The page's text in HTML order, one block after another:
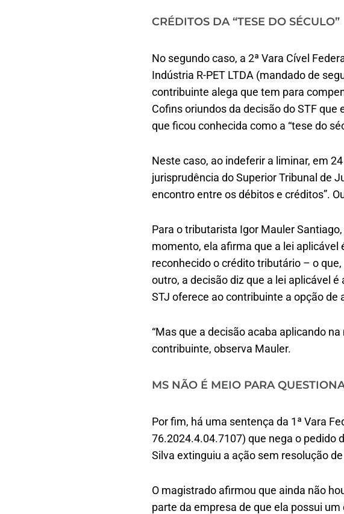
CRÉDITOS DA “TESE DO SÉCULO”
No segundo caso, a 2ª Vara Cível
Indústria R-PET LTDA (mandado de
contribuinte alega que tem para
Cofins oriundos da decisão do STF
que ficou conhecida como a “tese do
Neste caso, ao indeferir a liminar, em
jurisprudência do Superior Tribunal de
encontro entre os débitos e créditos”.
Para o tributarista Igor Mauler
momento, ela afirma que a lei
reconhecido o crédito tributário – o
outro, a decisão diz que a lei aplicável
STJ oferece ao contribuinte a opção de
“Mas que a decisão acaba aplicando
contribuinte, observa Mauler.
MS NÃO É MEIO PARA
Por fim, há uma sentença da 1ª Vara
76.2024.4.04.7107) que nega o pedido
Silva extinguiu a ação sem resolução
O magistrado afirmou que ainda não
parte da empresa de que ela possui